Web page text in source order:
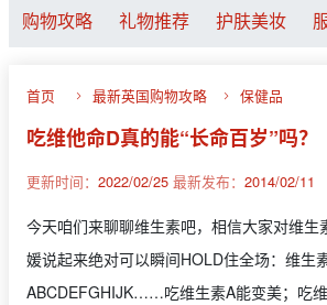
购物攻略 礼物推荐 护肤美妆
首页 最新英国购物攻略 保健品
吃维他命D真的能“长命百岁”吗？
更新时间： 2022/02/25 最新发布： 2014/02/11
今天咱们来聊聊维生素吧，相信大家对维生
媛说起来绝对可以瞬间HOLD住全场：维生
ABCDEFGHIJK……吃维生素A能变美；吃